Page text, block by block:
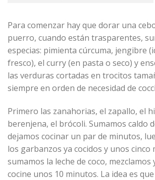
Para comenzar hay que dorar una
puerro, cuando están trasparentes,
especias: pimienta cúrcuma, jengibre
fresco), el curry (en pasta o seco) y
las verduras cortadas en trocitos
siempre en orden de necesidad de
Primero las zanahorias, el zapallo, el
berenjena, el brócoli. Sumamos caldo
dejamos cocinar un par de minutos,
los garbanzos ya cocidos y unos cinco
sumamos la leche de coco, mezclamos
cocine unos 10 minutos. La idea es